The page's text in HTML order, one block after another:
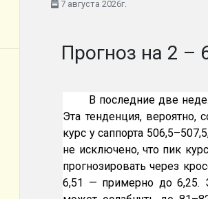
7 августа 2026г.
Прогноз на 2 –
В последние две
Эта тенденция, вероятно,
курс у саппорта
не исключено, что пик
прогнозировать через
6,51 — примерно до 6,25.